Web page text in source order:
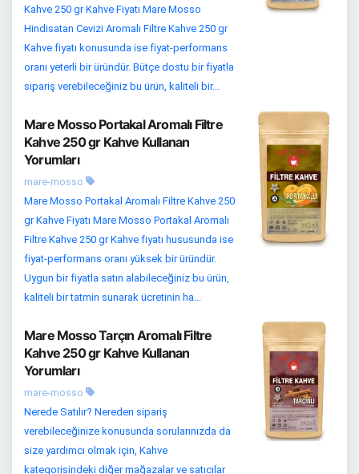
Kahve 250 gr Kahve Fiyatı Mare Mosso
Hindisatan Cevizi Aromalı Filtre Kahve 250 gr
Kahve fiyatı konusunda ise fiyat-performans
oranı yeterli bir üründür. Bütçe dostu bir fiyatla
sipariş verebileceğiniz bu ürün, kaliteli bir...
Mare Mosso Portakal Aromalı Filtre
Kahve 250 gr Kahve Kullanan
Yorumları
mare-mosso
Mare Mosso Portakal Aromalı Filtre Kahve 250
gr Kahve Fiyatı Mare Mosso Portakal Aromalı
Filtre Kahve 250 gr Kahve fiyatı hususunda ise
fiyat-performans oranı yüksek bir üründür.
Uygun bir fiyatla satın alabileceğiniz bu ürün,
kaliteli bir tatmin sunarak ücretinin ha...
Mare Mosso Tarçın Aromalı Filtre
Kahve 250 gr Kahve Kullanan
Yorumları
mare-mosso
Nerede Satılır? Nereden sipariş
verebileceğinize konusunda sorularınızda da
size yardımcı olmak için, Kahve
kategorisindeki diğer mağazalar ve satıcılar